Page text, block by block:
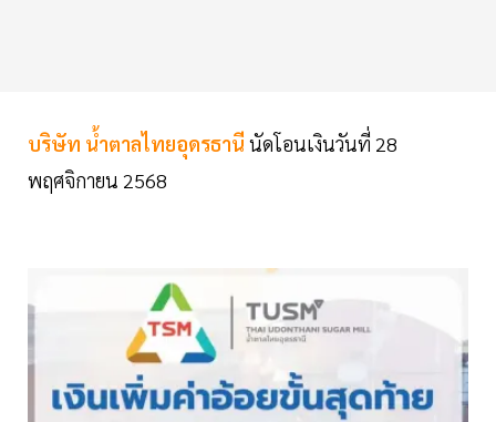
บริษัท น้ำตาลไทยอุดรธานี นัดโอนเงินวันที่ 28
พฤศจิกายน 2568